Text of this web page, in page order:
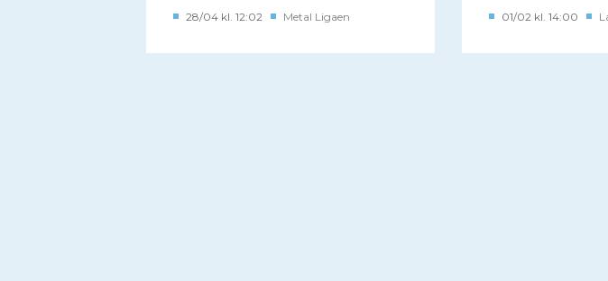
28/04 kl. 12:02 Metal Ligaen 01/02 kl. 14:00